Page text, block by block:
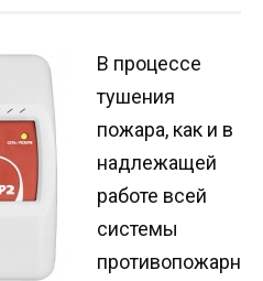
В процессе
тушения
пожара, как и в
надлежащей
работе всей
системы
противопожарн